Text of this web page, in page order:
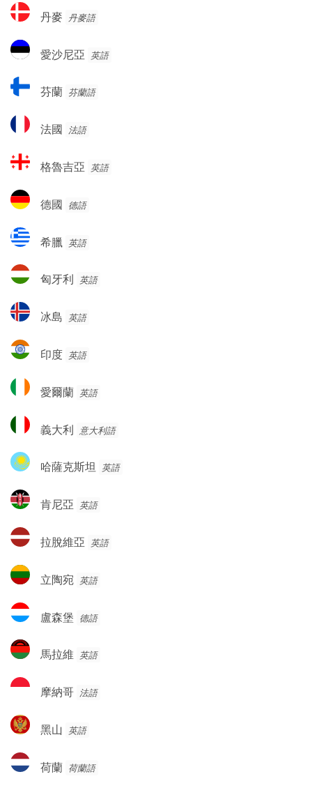
丹
麥
丹麥 丹麥語
愛
沙
亞
愛沙尼亞 英語
芬
蘭
芬蘭 芬蘭語
法
國
法國 法語
格
魯
亞
格魯吉亞 英語
德
國
德國 德語
希
臘
希臘 英語
匈
牙
匈牙利 英語
冰
島
冰島 英語
印
度
印度 英語
愛
爾
愛爾蘭 英語
義
大
義大利 意大利語
哈
薩
斯
哈薩克斯坦 英語
肯
尼
肯尼亞 英語
拉
脫
亞
拉脫維亞 英語
立
陶
立陶宛 英語
盧
森
盧森堡 德語
馬
拉
馬拉維 英語
摩
納
摩納哥 法語
黑
山
黑山 英語
荷
蘭
荷蘭 荷蘭語